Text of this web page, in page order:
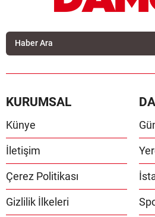
KURUMSAL
Künye
İletişim
Çerez Politikası
Gizlilik İlkeleri